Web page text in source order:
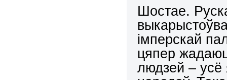
Шостае.
імперскай
цяпер
людзей – усё